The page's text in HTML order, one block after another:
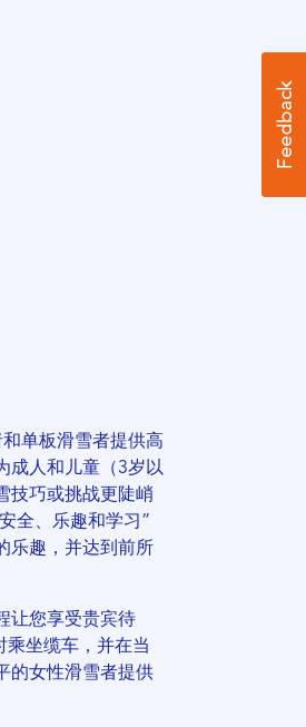
单板滑雪者提供高
成人和儿童（3岁以
技巧或挑战更陡峭
全、乐趣和学习”
乐趣，并达到前所
让您享受贵宾待
乘坐缆车，并在当
的女性滑雪者提供